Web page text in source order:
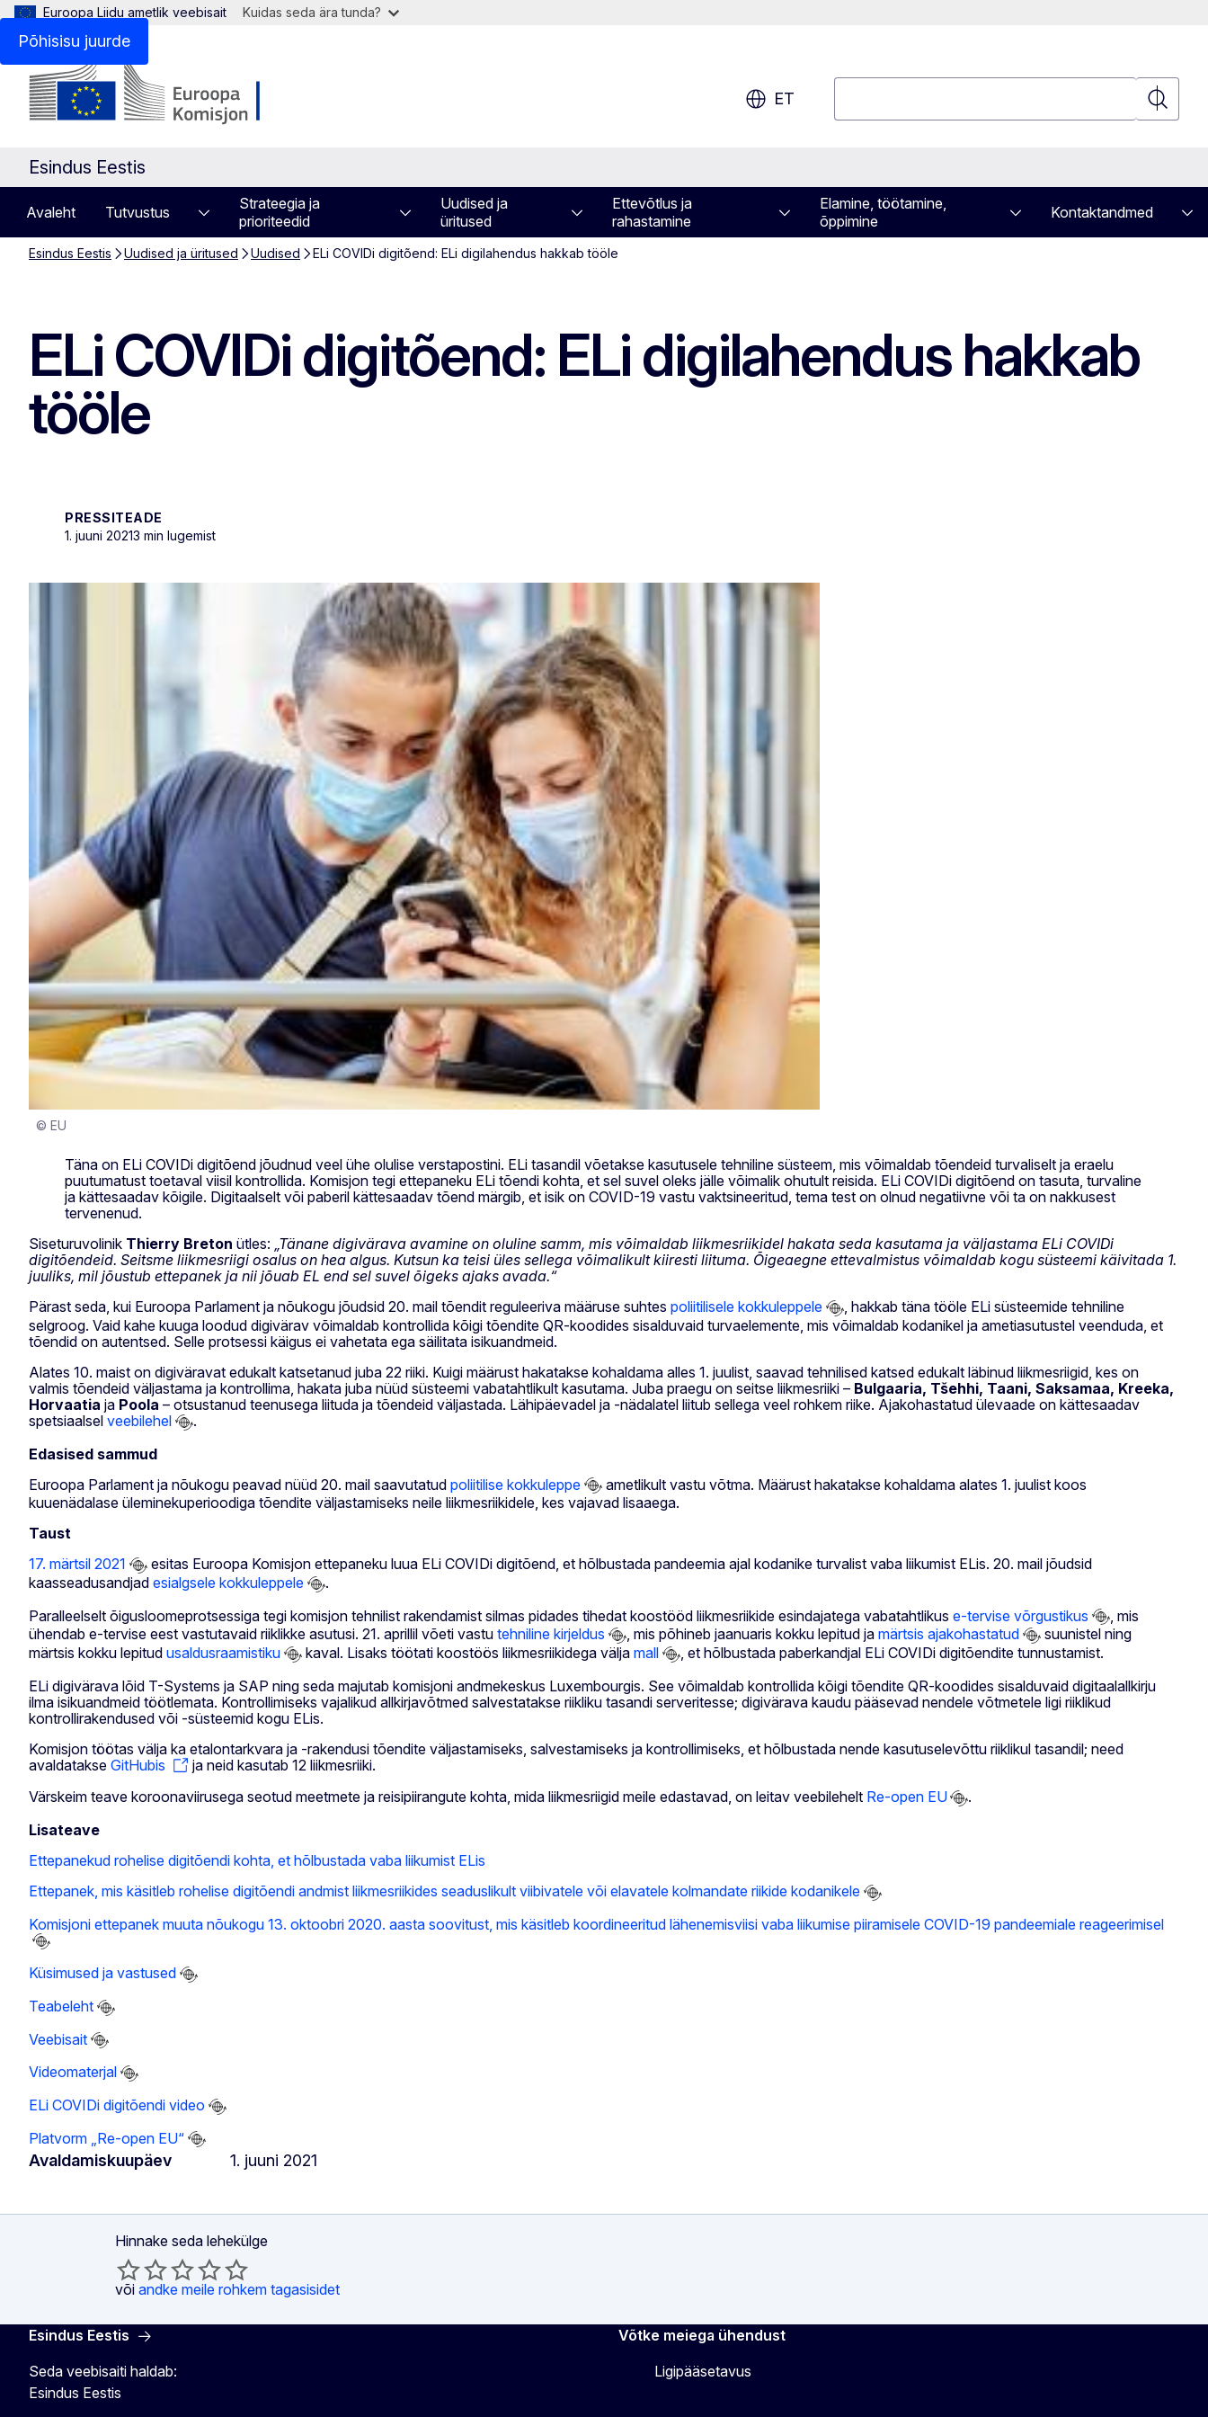
Põhisisu juurde
Euroopa Liidu ametlik veebisait Kuidas seda ära tunda?
ET
Otsing
Esindus Eestis
Avaleht Tutvustus
Strateegia ja
prioriteedid
Uudised ja
üritused
Ettevõtlus ja
rahastamine
Elamine, töötamine,
õppimine
Kontaktandmed
Esindus Eestis Uudised ja üritused Uudised ELi COVIDi digitõend: ELi digilahendus hakkab tööle
ELi COVIDi digitõend: ELi digilahendus hakkab
tööle
PRESSITEADE
1. juuni 20213 min lugemist
© EU
Täna on ELi COVIDi digitõend jõudnud veel ühe olulise verstapostini. ELi tasandil võetakse kasutusele tehniline süsteem, mis võimaldab tõendeid turvaliselt ja eraelu
puutumatust toetaval viisil kontrollida. Komisjon tegi ettepaneku ELi tõendi kohta, et sel suvel oleks jälle võimalik ohutult reisida. ELi COVIDi digitõend on tasuta, turvaline
ja kättesaadav kõigile. Digitaalselt või paberil kättesaadav tõend märgib, et isik on COVID-19 vastu vaktsineeritud, tema test on olnud negatiivne või ta on nakkusest
tervenenud.
Siseturuvolinik Thierry Breton ütles: „Tänane digivärava avamine on oluline samm, mis võimaldab liikmesriikidel hakata seda kasutama ja väljastama ELi COVIDi
digitõendeid. Seitsme liikmesriigi osalus on hea algus. Kutsun ka teisi üles sellega võimalikult kiiresti liituma. Õigeaegne ettevalmistus võimaldab kogu süsteemi käivitada 1.
juuliks, mil jõustub ettepanek ja nii jõuab EL end sel suvel õigeks ajaks avada.“
Pärast seda, kui Euroopa Parlament ja nõukogu jõudsid 20. mail tõendit reguleeriva määruse suhtes poliitilisele kokkuleppele
, hakkab täna tööle ELi süsteemide tehniline
selgroog. Vaid kahe kuuga loodud digivärav võimaldab kontrollida kõigi tõendite QR-koodides sisalduvaid turvaelemente, mis võimaldab kodanikel ja ametiasutustel veenduda, et
tõendid on autentsed. Selle protsessi käigus ei vahetata ega säilitata isikuandmeid.
Alates 10. maist on digiväravat edukalt katsetanud juba 22 riiki. Kuigi määrust hakatakse kohaldama alles 1. juulist, saavad tehnilised katsed edukalt läbinud liikmesriigid, kes on
valmis tõendeid väljastama ja kontrollima, hakata juba nüüd süsteemi vabatahtlikult kasutama. Juba praegu on seitse liikmesriiki – Bulgaaria, Tšehhi, Taani, Saksamaa, Kreeka,
Horvaatia ja Poola – otsustanud teenusega liituda ja tõendeid väljastada. Lähipäevadel ja -nädalatel liitub sellega veel rohkem riike. Ajakohastatud ülevaade on kättesaadav
spetsiaalsel veebilehel
.
Edasised sammud
Euroopa Parlament ja nõukogu peavad nüüd 20. mail saavutatud poliitilise kokkuleppe
ametlikult vastu võtma. Määrust hakatakse kohaldama alates 1. juulist koos
kuuenädalase üleminekuperioodiga tõendite väljastamiseks neile liikmesriikidele, kes vajavad lisaaega.
Taust
17. märtsil 2021
esitas Euroopa Komisjon ettepaneku luua ELi COVIDi digitõend, et hõlbustada pandeemia ajal kodanike turvalist vaba liikumist ELis. 20. mail jõudsid
kaasseadusandjad esialgsele kokkuleppele
.
Paralleelselt õigusloomeprotsessiga tegi komisjon tehnilist rakendamist silmas pidades tihedat koostööd liikmesriikide esindajatega vabatahtlikus e-tervise võrgustikus
, mis
ühendab e-tervise eest vastutavaid riiklikke asutusi. 21. aprillil võeti vastu tehniline kirjeldus , mis põhineb jaanuaris kokku lepitud ja märtsis ajakohastatud
suunistel ning
märtsis kokku lepitud usaldusraamistiku kaval. Lisaks töötati koostöös liikmesriikidega välja mall
, et hõlbustada paberkandjal ELi COVIDi digitõendite tunnustamist.
ELi digivärava lõid T-Systems ja SAP ning seda majutab komisjoni andmekeskus Luxembourgis. See võimaldab kontrollida kõigi tõendite QR-koodides sisalduvaid digitaalallkirju
ilma isikuandmeid töötlemata. Kontrollimiseks vajalikud allkirjavõtmed salvestatakse riikliku tasandi serveritesse; digivärava kaudu pääsevad nendele võtmetele ligi riiklikud
kontrollirakendused või -süsteemid kogu ELis.
Komisjon töötas välja ka etalontarkvara ja -rakendusi tõendite väljastamiseks, salvestamiseks ja kontrollimiseks, et hõlbustada nende kasutuselevõttu riiklikul tasandil; need
avaldatakse GitHubis
ja neid kasutab 12 liikmesriiki.
Värskeim teave koroonaviirusega seotud meetmete ja reisipiirangute kohta, mida liikmesriigid meile edastavad, on leitav veebilehelt Re-open EU
.
Lisateave
Ettepanekud rohelise digitõendi kohta, et hõlbustada vaba liikumist ELis
Ettepanek, mis käsitleb rohelise digitõendi andmist liikmesriikides seaduslikult viibivatele või elavatele kolmandate riikide kodanikele
Komisjoni ettepanek muuta nõukogu 13. oktoobri 2020. aasta soovitust, mis käsitleb koordineeritud lähenemisviisi vaba liikumise piiramisele COVID-19 pandeemiale reageerimisel
Küsimused ja vastused
Teabeleht
Veebisait
Videomaterjal
ELi COVIDi digitõendi video
Platvorm „Re-open EU“
Avaldamiskuupäev 1. juuni 2021
Hinnake seda lehekülge
või andke meile rohkem tagasisidet
Esindus Eestis
Seda veebisaiti haldab:
Esindus Eestis
Võtke meiega ühendust
Ligipääsetavus